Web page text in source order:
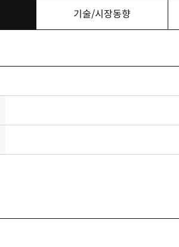
기술/시장동향